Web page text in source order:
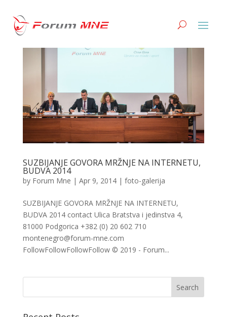
SUZBIJANJE GOVORA MRŽNJE NA INTERNETU,
BUDVA 2014
by Forum Mne | Apr 9, 2014| foto-galerija
SUZBIJANJE GOVORA MRŽNJE NA INTERNETU,
BUDVA 2014 contact Ulica Bratstva i jedinstva 4,
81000 Podgorica +382 (0) 20 602 710
montenegro@forum-mne.com
FollowFollowFollowFollow © 2019 - Forum...